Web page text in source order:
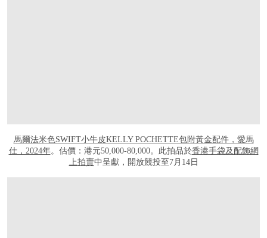
馬爾法米色SWIFT小牛皮KELLY POCHETTE包附黃金配件，愛馬
仕，2024年。估價：港元50,000-80,000。此拍品於香港手袋及配飾網
上拍賣中呈獻，開放競投至7月14日